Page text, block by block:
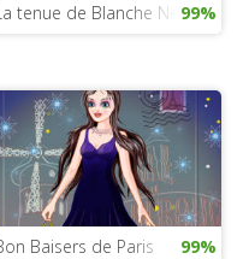
tenue de Blanche Neige99%
Baisers de Paris 99%